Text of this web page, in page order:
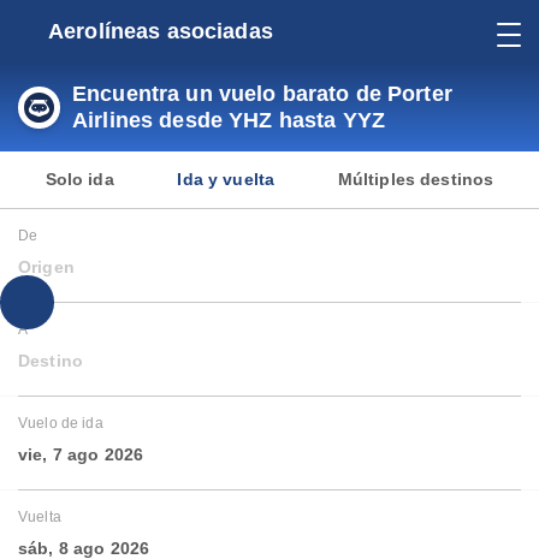
Aerolíneas asociadas
Encuentra un vuelo barato de Porter
Airlines desde YHZ hasta YYZ
Solo ida Ida y vuelta Múltiples destinos
De
Origen
A
Destino
Vuelo de ida
vie, 7 ago 2026
Vuelta
sáb, 8 ago 2026